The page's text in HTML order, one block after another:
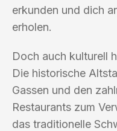
erkunden und dich
erholen.
Doch auch kulturell
Die historische
Gassen und den
Restaurants zum
das traditionelle